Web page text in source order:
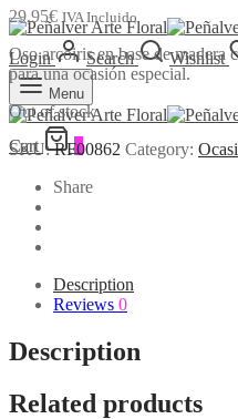
Login Search Wishlist
Menu
Cart 0
29,95€ IVA Incluido
Oso arcoiris en base de madera
para una ocasión especial.
Out of stock
SKU:RF00862 Category:
Share
Description
Reviews 0
Description
Related products